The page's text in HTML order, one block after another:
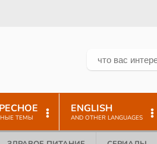
ТЕМЫ
ENGLISH
AND OTHER LANGUAGES